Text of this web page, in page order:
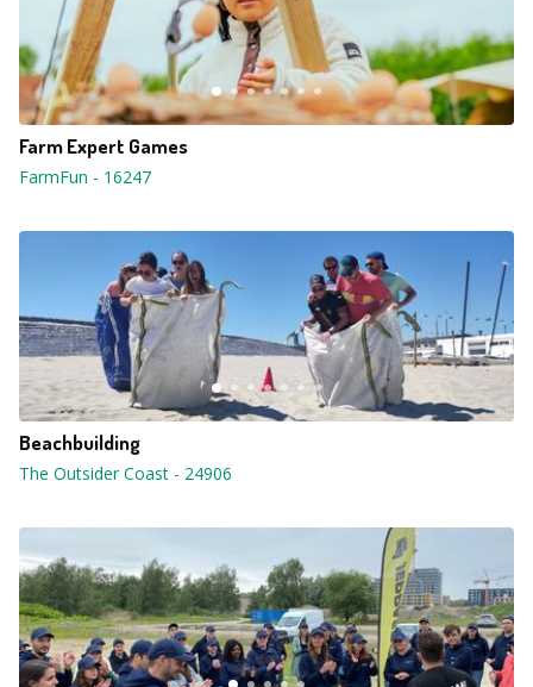
Farm Expert Games
FarmFun - 16247
Beachbuilding
The Outsider Coast - 24906